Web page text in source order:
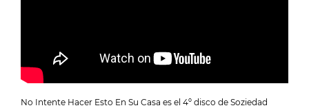
No Intente Hacer Esto En Su Casa es el 4º disco de Soziedad